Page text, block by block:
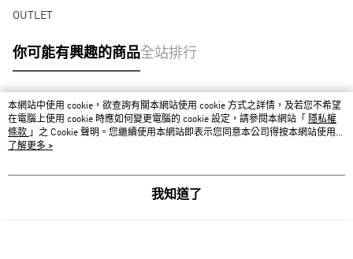
OUTLET
你可能有興趣的商品全站排行
熱門標籤
本網站中使用 cookie，欲查詢有關本網站使用 cookie 方式之詳情，及若您不希望
在電腦上使用 cookie 時應如何變更電腦的 cookie 設定，請參閱本網站「
隱私權
條款 」之 Cookie 聲明。您繼續使用本網站即表示您同意本公司得按本網站使用條
款之 Cookie 聲明使用 cookie。
了解更多 >
我知道了